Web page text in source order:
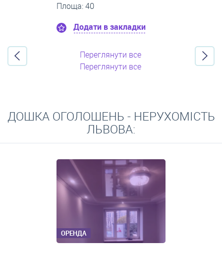
Площа: 35
Додати в закладки
Переглянути все
Переглянути все
ДОШКА ОГОЛОШЕНЬ - НЕРУХОМІСТЬ
ЛЬВОВА:
ОРЕНДА